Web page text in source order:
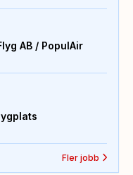
AB / PopulAir
Fler jobb